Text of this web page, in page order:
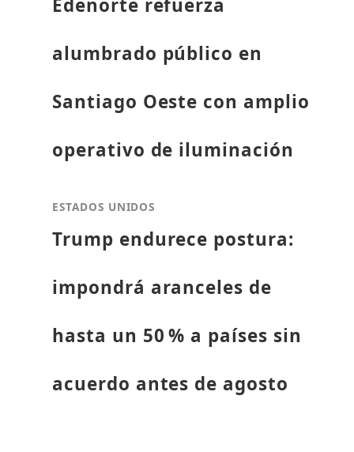
Edenorte refuerza
alumbrado público en
Santiago Oeste con amplio
operativo de iluminación
ESTADOS UNIDOS
Trump endurece postura:
impondrá aranceles de
hasta un 50 % a países sin
acuerdo antes de agosto